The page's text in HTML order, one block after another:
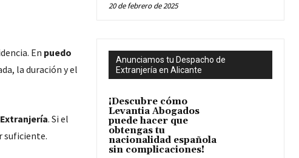
En puedo
la duración y el
Extranjería. Si el
suficiente.
20 de febrero de 2025
Anunciamos tu Despacho de
Extranjería en Alicante
¡Descubre cómo
Levantia Abogados
puede hacer que
obtengas tu
nacionalidad española
sin complicaciones!